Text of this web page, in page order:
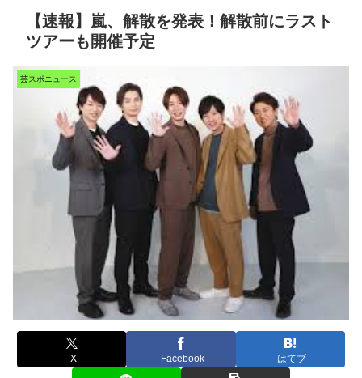
【速報】嵐、解散を発表！解散前にラスト
ツアーも開催予定
芸スポニュース
X Facebook はてブ